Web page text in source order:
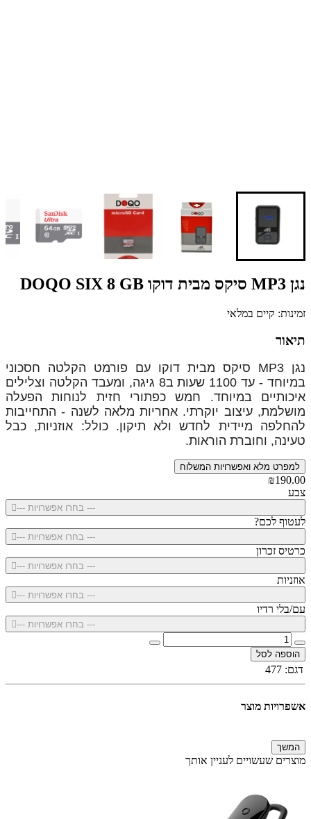
נגן MP3 סיקס מבית דוקו DOQO SIX 8 GB
זמינות: קיים במלאי
תיאור
נגן MP3 סיקס מבית דוקו
עם פורמט הקלטה חסכוני
במיוחד - עד 1100 שעות ב8 גיגה,
ומעבד הקלטה וצלילים
איכותיים במיוחד. חמש כפתורי חזית לנוחות הפעלה
מושלמת, עיצוב יוקרתי. אחריות מלאה לשנה - התחייבות
להחלפה מיידית לחדש ולא תיקון. כולל: אוזניות, כבל
טעינה, וחוברת הוראות.
למפרט מלא ואפשרויות המשלוח
₪190.00
צבע
--- בחרו אפשרויות ---
לעטוף לכם?
--- בחרו אפשרויות ---
כרטיס זכרון
--- בחרו אפשרויות ---
אוזניות
--- בחרו אפשרויות ---
עם/בלי רדיו
--- בחרו אפשרויות ---
הוספה לסל
דגם: 477
אשפרויות מוצר
המשך
מוצרים שעשויים לעניין אותך